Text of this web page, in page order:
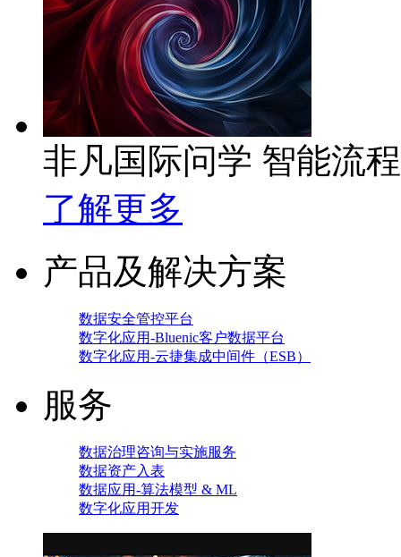
非凡国际问学 智能流
了解更多
产品及解决方案
数据安全管控平台
数字化应用-Bluenic客户数据平台
数字化应用-云捷集成中间件（ESB）
服务
数据治理咨询与实施服务
数据资产入表
数据应用-算法模型 & ML
数字化应用开发